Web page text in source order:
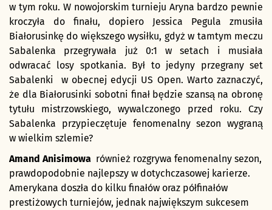
w tym roku. W nowojorskim turnieju Aryna bardzo pewnie
kroczyła do finału, dopiero Jessica Pegula zmusiła
Białorusinkę do większego wysiłku, gdyż w tamtym meczu
Sabalenka przegrywała już 0:1 w setach i musiała
odwracać losy spotkania. Był to jedyny przegrany set
Sabalenki w obecnej edycji US Open. Warto zaznaczyć,
że dla Białorusinki sobotni finał będzie szansą na obronę
tytułu mistrzowskiego, wywalczonego przed roku. Czy
Sabalenka przypieczętuje fenomenalny sezon wygraną
w wielkim szlemie?
Amand Anisimowa również rozgrywa fenomenalny sezon,
prawdopodobnie najlepszy w dotychczasowej karierze.
Amerykana doszła do kilku finałów oraz półfinałów
prestiżowych turniejów, jednak największym sukcesem